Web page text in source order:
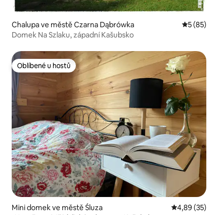
Chalupa ve městě Czarna Dąbrówka Průměrné
5 (85)
Domek Na Szlaku, západní Kašubsko
Oblíbené u hostů
Oblíbené u hostů
Mini domek ve městě Śluza Průměrné
4,89 (35)